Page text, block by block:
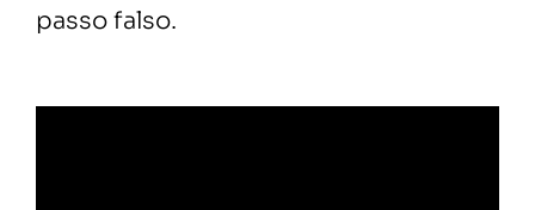
passo falso.